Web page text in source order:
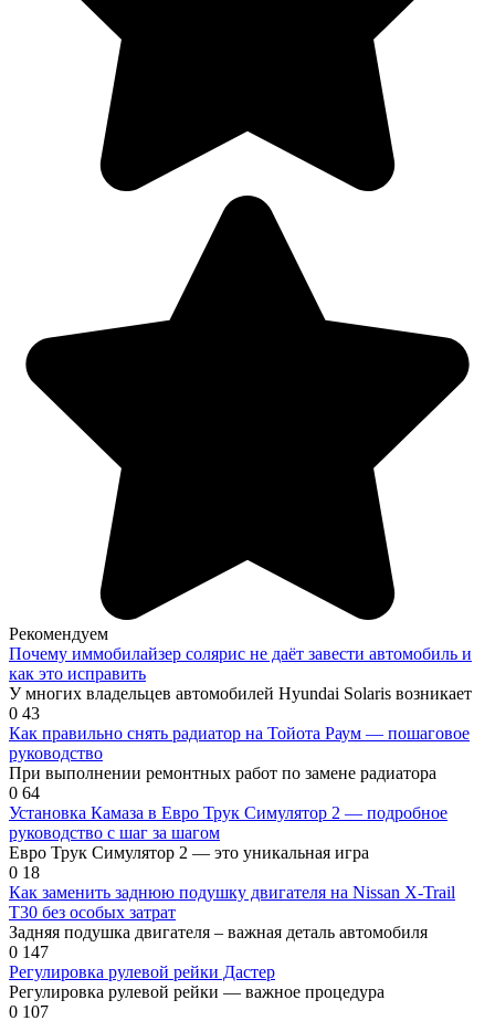
Рекомендуем
Почему иммобилайзер солярис не даёт завести автомобиль и
как это исправить
У многих владельцев автомобилей Hyundai Solaris возникает
0 43
Как правильно снять радиатор на Тойота Раум — пошаговое
руководство
При выполнении ремонтных работ по замене радиатора
0 64
Установка Камаза в Евро Трук Симулятор 2 — подробное
руководство с шаг за шагом
Евро Трук Симулятор 2 — это уникальная игра
0 18
Как заменить заднюю подушку двигателя на Nissan X-Trail
T30 без особых затрат
Задняя подушка двигателя – важная деталь автомобиля
0 147
Регулировка рулевой рейки Дастер
Регулировка рулевой рейки — важное процедура
0 107